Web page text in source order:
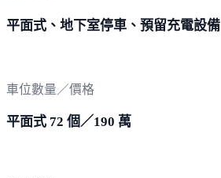
平面式、地下室停車、預留充電設備
車位數量／價格
平面式 72 個／190 萬